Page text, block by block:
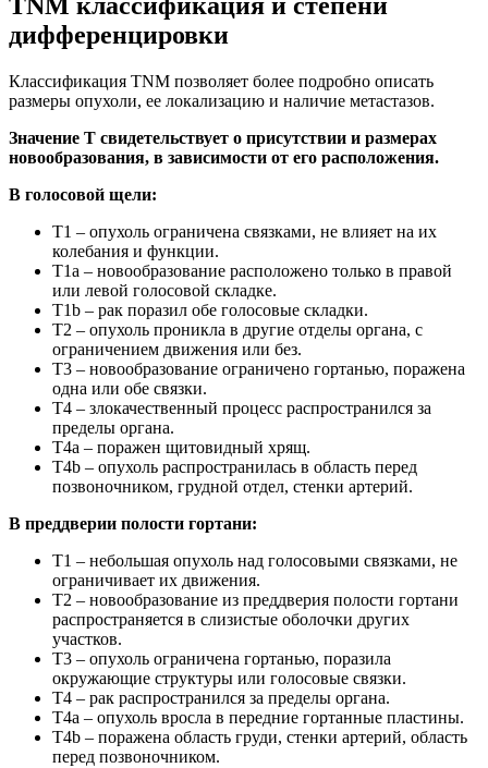
дифференцировки
Классификация TNM позволяет более подробно описать
размеры опухоли, ее локализацию и наличие метастазов.
Значение T свидетельствует о присутствии и размерах
новообразования, в зависимости от его расположения.
В голосовой щели:
T1 – опухоль ограничена связками, не влияет на их
колебания и функции.
T1a – новообразование расположено только в правой
или левой голосовой складке.
T1b – рак поразил обе голосовые складки.
T2 – опухоль проникла в другие отделы органа, с
ограничением движения или без.
T3 – новообразование ограничено гортанью, поражена
одна или обе связки.
T4 – злокачественный процесс распространился за
пределы органа.
T4a – поражен щитовидный хрящ.
T4b – опухоль распространилась в область перед
позвоночником, грудной отдел, стенки артерий.
В преддверии полости гортани:
T1 – небольшая опухоль над голосовыми связками, не
ограничивает их движения.
T2 – новообразование из преддверия полости гортани
распространяется в слизистые оболочки других
участков.
T3 – опухоль ограничена гортанью, поразила
окружающие структуры или голосовые связки.
T4 – рак распространился за пределы органа.
T4a – опухоль вросла в передние гортанные пластины.
T4b – поражена область груди, стенки артерий, область
перед позвоночником.